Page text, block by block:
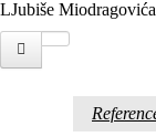
LJubiše